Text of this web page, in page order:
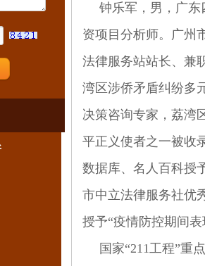
钟乐军，男，广
资项目分析师。广州
法律服务站站长、兼
湾区涉侨矛盾纠纷多
决策咨询专家，荔湾
平正义使者之一被收
数据库、名人百科授
市中立法律服务社优
授予“疫情防控期间
国家“211工程”重